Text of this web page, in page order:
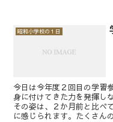
昭和小学校の１日
今日は今年度２回目の学習
身に付けてきた力を発揮し
その姿は、２か月前と比べ
に感じられます。たくさん